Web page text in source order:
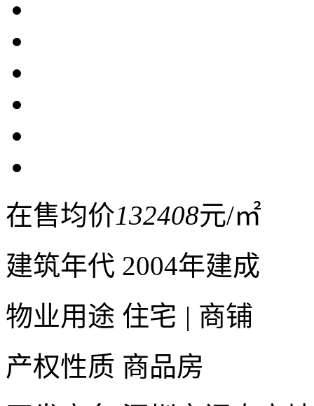
在售均价132408元/㎡
建筑年代 2004年建成
物业用途 住宅 | 商铺
产权性质 商品房